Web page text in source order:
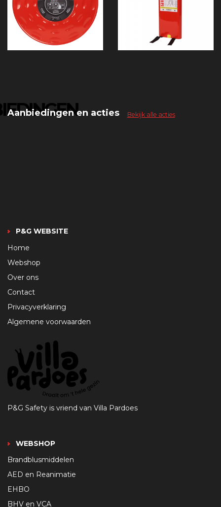
Aanbiedingen en acties Bekijk alle acties
P&G WEBSITE
Home
Webshop
Over ons
Contact
Privacyverklaring
Algemene voorwaarden
P&G Safety is vriend van Villa Pardoes
WEBSHOP
Brandblusmiddelen
AED en Reanimatie
EHBO
BHV en VCA